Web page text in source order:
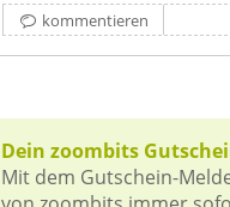
kommentieren
Dein zoombits
Mit dem Gutschein-